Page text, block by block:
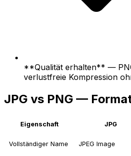
**Qualität erhalten** —
verlustfreie Kompression
JPG vs PNG —
Eigenschaft JPG
Vollständiger Name JPEG Image